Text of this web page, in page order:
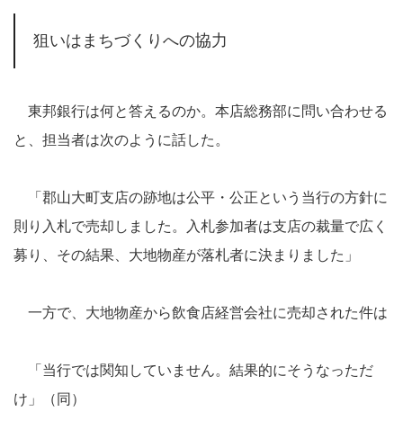
狙いはまちづくりへの協力
東邦銀行は何と答えるのか。本店総務部に問い合わせる
と、担当者は次のように話した。
「郡山大町支店の跡地は公平・公正という当行の方針に
則り入札で売却しました。入札参加者は支店の裁量で広く
募り、その結果、大地物産が落札者に決まりました」
一方で、大地物産から飲食店経営会社に売却された件は
「当行では関知していません。結果的にそうなっただ
け」（同）